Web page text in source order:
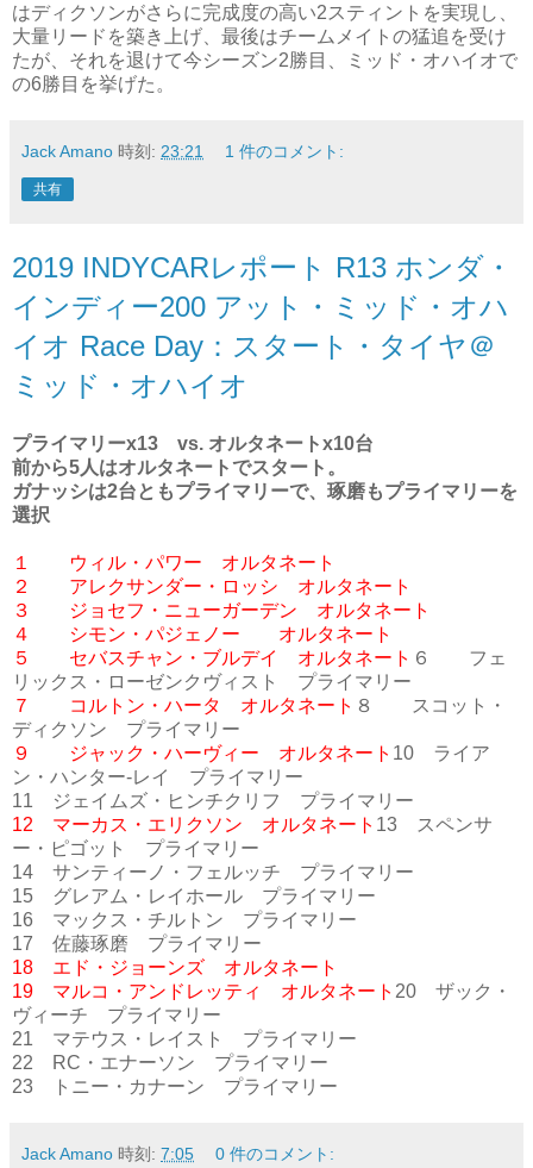
はディクソンがさらに完成度の高い2スティントを実現し、
大量リードを築き上げ、最後はチームメイトの猛追を受け
たが、それを退けて今シーズン2勝目、ミッド・オハイオで
の6勝目を挙げた。
Jack Amano 時刻: 23:21 1 件のコメント:
共有
2019 INDYCARレポート R13 ホンダ・
インディー200 アット・ミッド・オハ
イオ Race Day：スタート・タイヤ＠
ミッド・オハイオ
プライマリーx13 vs. オルタネートx10台
前から5人はオルタネートでスタート。
ガナッシは2台ともプライマリーで、琢磨もプライマリーを
選択
１ ウィル・パワー オルタネート
２ アレクサンダー・ロッシ オルタネート
３ ジョセフ・ニューガーデン オルタネート
４ シモン・パジェノー オルタネート
５ セバスチャン・ブルデイ オルタネート ６ フェ
リックス・ローゼンクヴィスト プライマリー
７ コルトン・ハータ オルタネート ８ スコット・
ディクソン プライマリー
９ ジャック・ハーヴィー オルタネート 10 ライア
ン・ハンター-レイ プライマリー
11 ジェイムズ・ヒンチクリフ プライマリー
12 マーカス・エリクソン オルタネート 13 スペンサ
ー・ピゴット プライマリー
14 サンティーノ・フェルッチ プライマリー
15 グレアム・レイホール プライマリー
16 マックス・チルトン プライマリー
17 佐藤琢磨 プライマリー
18 エド・ジョーンズ オルタネート
19 マルコ・アンドレッティ オルタネート 20 ザック・
ヴィーチ プライマリー
21 マテウス・レイスト プライマリー
22 RC・エナーソン プライマリー
23 トニー・カナーン プライマリー
Jack Amano 時刻: 7:05 0 件のコメント: